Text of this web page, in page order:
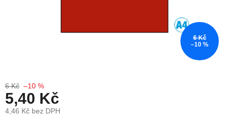
6 Kč
–10 %
6 Kč –10 %
5,40 Kč
4,46 Kč bez DPH